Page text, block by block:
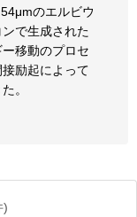
のエルビウ
で生成された
移動のプロセ
励起によって
。
)